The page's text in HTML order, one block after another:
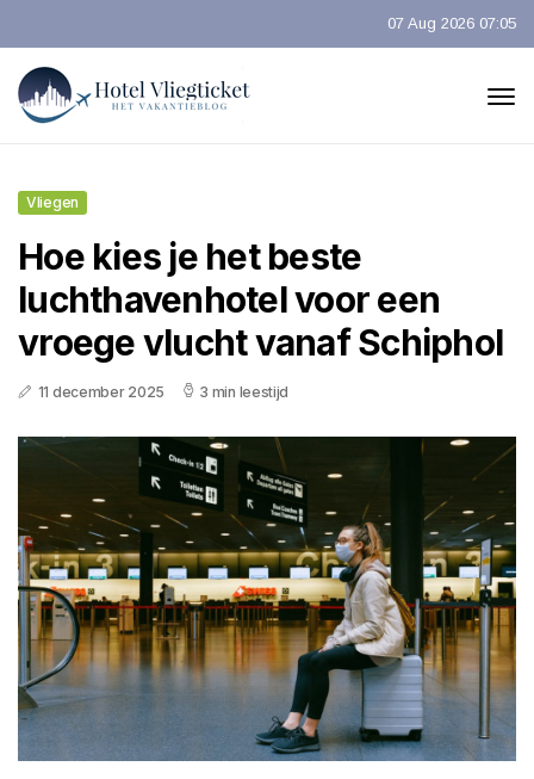
07 Aug 2026 07:05
Vliegen
Hoe kies je het beste
luchthavenhotel voor een
vroege vlucht vanaf Schiphol
11 december 2025 3 min leestijd